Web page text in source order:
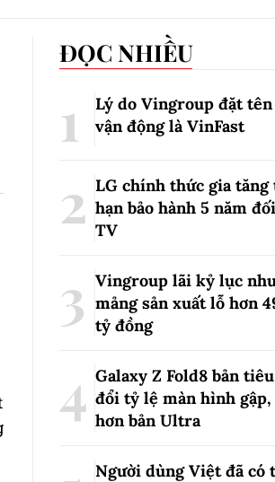
ĐỌC NHIỀU
Lý do Vingroup đặt tên
vận động là VinFast
LG chính thức gia tăng
hạn bảo hành 5 năm
TV
Vingroup lãi kỷ lục
mảng sản xuất lỗ hơn
tỷ đồng
Galaxy Z Fold8 bản
đổi tỷ lệ màn hình
hơn bản Ultra
Người dùng Việt đã có